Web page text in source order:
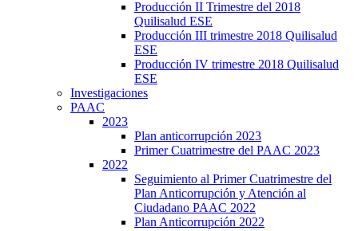
Producción II Trimestre del 2018
Quilisalud ESE
Producción III trimestre 2018 Quilisalud
ESE
Producción IV trimestre 2018 Quilisalud
ESE
Investigaciones
PAAC
2023
Plan anticorrupción 2023
Primer Cuatrimestre del PAAC 2023
2022
Seguimiento al Primer Cuatrimestre del
Plan Anticorrupción y Atención al
Ciudadano PAAC 2022
Plan Anticorrupción 2022